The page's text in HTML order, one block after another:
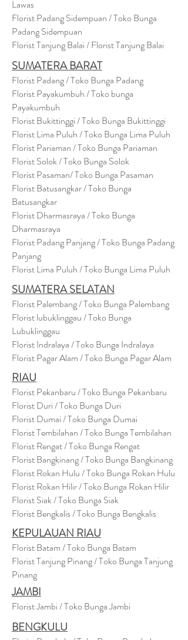
Lawas
Florist Padang Sidempuan / Toko Bunga
Padang Sidempuan
Florist Tanjung Balai / Florist Tanjung Balai
SUMATERA BARAT
Florist Padang / Toko Bunga Padang
Florist Payakumbuh / Toko bunga
Payakumbuh
Florist Bukittinggi / Toko Bunga Bukittinggi
Florist Lima Puluh / Toko Bunga Lima Puluh
Florist Pariaman / Toko Bunga Pariaman
Florist Solok / Toko Bunga Solok
Florist Pasaman/ Toko Bunga Pasaman
Florist Batusangkar / Toko Bunga
Batusangkar
Florist Dharmasraya / Toko Bunga
Dharmasraya
Florist Padang Panjang / Toko Bunga Padang
Panjang
Florist Lima Puluh / Toko Bunga Lima Puluh
SUMATERA SELATAN
Florist Palembang / Toko Bunga Palembang
Florist lubuklinggau / Toko Bunga
Lubuklinggau
Florist Indralaya / Toko Bunga Indralaya
Florist Pagar Alam / Toko Bunga Pagar Alam
RIAU
Florist Pekanbaru / Toko Bunga Pekanbaru
Florist Duri / Toko Bunga Duri
Florist Dumai / Toko Bunga Dumai
Florist Tembilahan / Toko Bunga Tembilahan
Florist Rengat / Toko Bunga Rengat
Florist Bangkinang / Toko Bunga Bangkinang
Florist Rokan Hulu / Toko Bunga Rokan Hulu
Florist Rokan Hilir / Toko Bunga Rokan Hilir
Florist Siak / Toko Bunga Siak
Florist Bengkalis / Toko Bunga Bengkalis
KEPULAUAN RIAU
Florist Batam / Toko Bunga Batam
Florist Tanjung Pinang / Toko Bunga Tanjung
Pinang
JAMBI
Florist Jambi / Toko Bunga Jambi
BENGKULU